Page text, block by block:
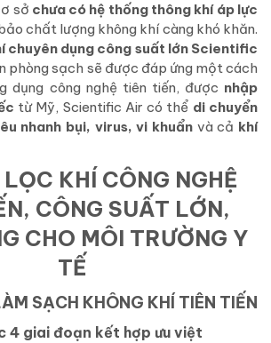
sở chưa có hệ thống thông khí áp lực
chất lượng không khí càng khó khăn.
chuyên dụng công suất lớn Scientific
phòng sạch sẽ được đáp ứng một cách
dụng công nghệ tiên tiến, được nhập
từ Mỹ, Scientific Air có thể di chuyển
nhanh bụi, virus, vi khuẩn và cả khí
KHÍ CÔNG NGHỆ
CÔNG SUẤT LỚN,
CHO MÔI TRƯỜNG Y
TẾ
SẠCH KHÔNG KHÍ TIÊN TIẾN
4 giai đoạn kết hợp ưu việt